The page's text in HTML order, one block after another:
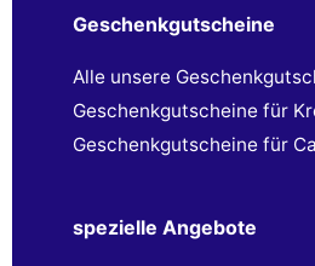
Geschenkgutscheine
Alle unsere
Geschenkgutscheine für
Geschenkgutscheine für
spezielle Angebote